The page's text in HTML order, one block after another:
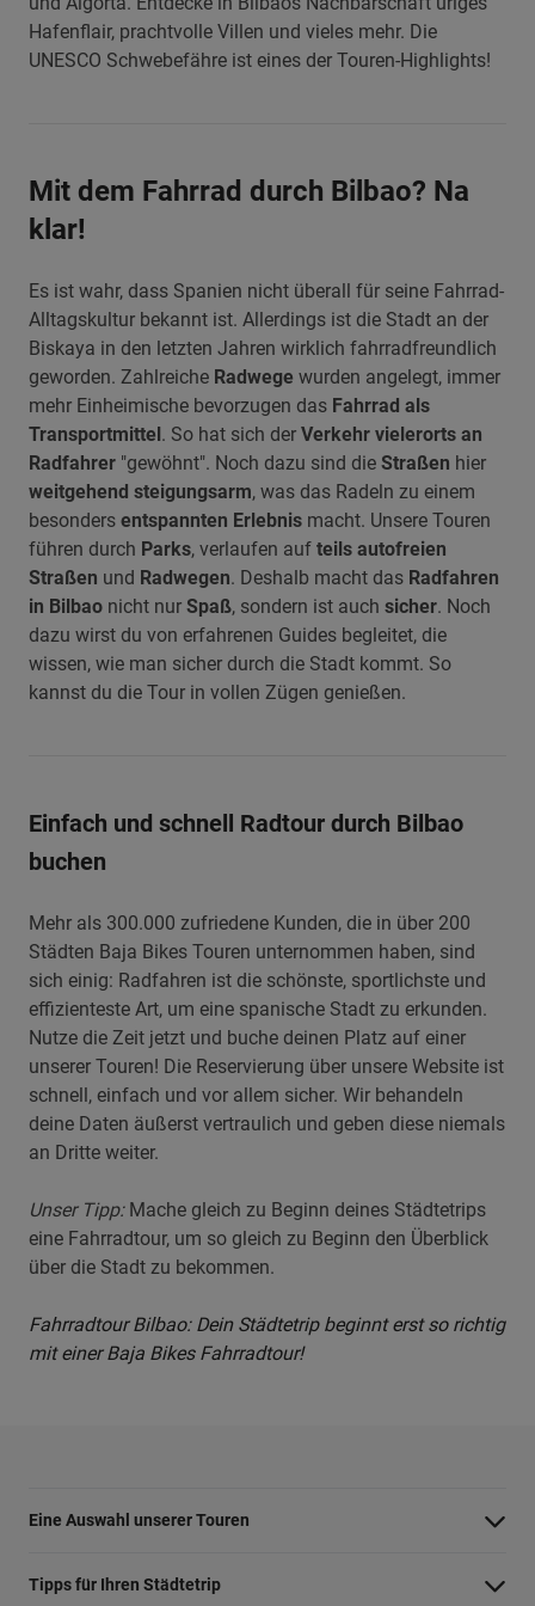
Hafenflair, prachtvolle Villen und vieles mehr. Die
UNESCO Schwebefähre ist eines der Touren-Highlights!
Mit dem Fahrrad durch Bilbao? Na
klar!
Es ist wahr, dass Spanien nicht überall für seine Fahrrad-
Alltagskultur bekannt ist. Allerdings ist die Stadt an der
Biskaya in den letzten Jahren wirklich fahrradfreundlich
geworden. Zahlreiche Radwege wurden angelegt, immer
mehr Einheimische bevorzugen das Fahrrad als
Transportmittel. So hat sich der Verkehr vielerorts an
Radfahrer "gewöhnt". Noch dazu sind die Straßen hier
weitgehend steigungsarm, was das Radeln zu einem
besonders entspannten Erlebnis macht. Unsere Touren
führen durch Parks, verlaufen auf teils autofreien
Straßen und Radwegen. Deshalb macht das Radfahren
in Bilbao nicht nur Spaß, sondern ist auch sicher. Noch
dazu wirst du von erfahrenen Guides begleitet, die
wissen, wie man sicher durch die Stadt kommt. So
kannst du die Tour in vollen Zügen genießen.
Einfach und schnell Radtour durch Bilbao
buchen
Mehr als 300.000 zufriedene Kunden, die in über 200
Städten Baja Bikes Touren unternommen haben, sind
sich einig: Radfahren ist die schönste, sportlichste und
effizienteste Art, um eine spanische Stadt zu erkunden.
Nutze die Zeit jetzt und buche deinen Platz auf einer
unserer Touren! Die Reservierung über unsere Website ist
schnell, einfach und vor allem sicher. Wir behandeln
deine Daten äußerst vertraulich und geben diese niemals
an Dritte weiter.
Unser Tipp:Mache gleich zu Beginn deines Städtetrips
eine Fahrradtour, um so gleich zu Beginn den Überblick
über die Stadt zu bekommen.
Fahrradtour Bilbao: Dein Städtetrip beginnt erst so richtig
mit einer Baja Bikes Fahrradtour!
Eine Auswahl unserer Touren
Barcelona Highlights Tour
Tipps für Ihren Städtetrip